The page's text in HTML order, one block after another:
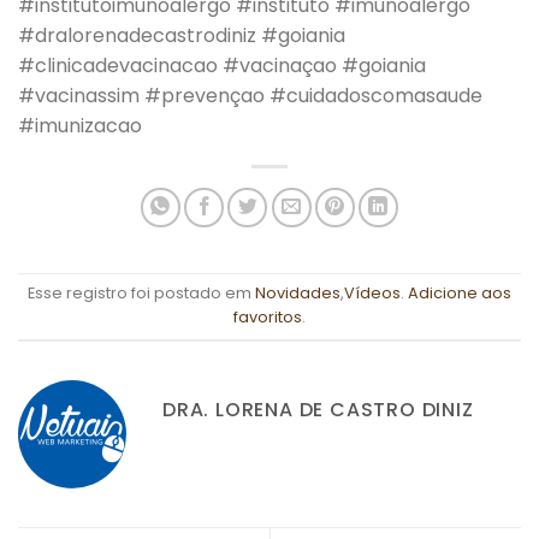
#dralorenadecastrodiniz #goiania
#clinicadevacinacao #vacinaçao #goiania
#vacinassim #prevençao #cuidadoscomasaude
#imunizacao
Esse registro foi postado em Novidades,Vídeos. Adicione aos
favoritos.
DRA. LORENA DE CASTRO DINIZ